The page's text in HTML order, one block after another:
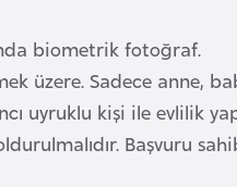
biometrik fotoğraf.
üzere. Sadece anne,
uyruklu kişi ile evlilik
Başvuru